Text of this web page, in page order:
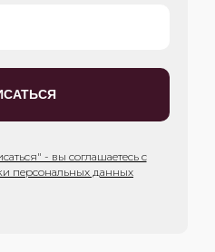
- вы соглашаетесь с
персональных данных